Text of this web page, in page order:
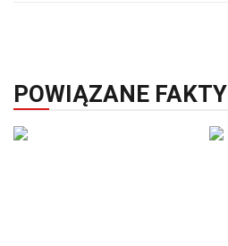
POWIĄZANE FAKTY